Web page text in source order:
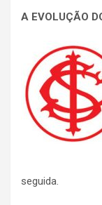
A EVOLUÇÃO
seguida.